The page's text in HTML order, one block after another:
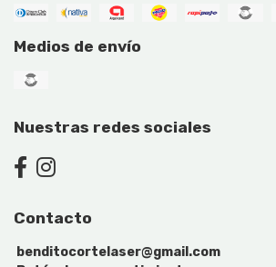
Medios de envío
Nuestras redes sociales
Contacto
benditocortelaser@gmail.com